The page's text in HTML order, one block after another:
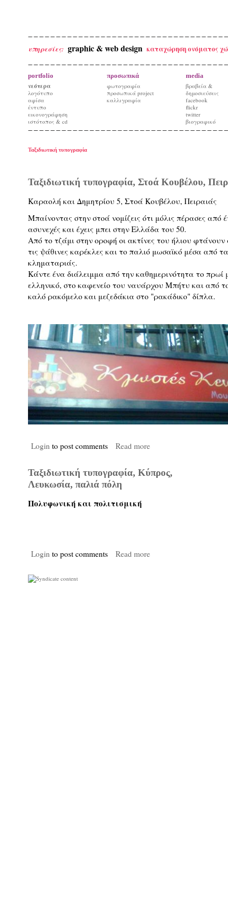
υπηρεσίες: graphic & web design καταχώρηση ονόματος
portfolio
νεότερα
λογότυπο
αφίσα
έντυπο
εικονογράφηση
ιστότοπος & cd
προσωπικά
φωτογραφία
προσωπικά project
καλλιγραφία
media
βραβεία &
δημοσιεύσεις
facebook
flickr
twitter
βιογραφικό
Ταξιδιωτική τυπογραφία
Ταξιδιωτική τυπογραφία, Στοά Kουβέλου,
Καραολή και Δημητρίου 5, Στοά Kουβέλου, Πειραιάς
Μπαίνοντας στην στοά νομίζεις ότι μόλις πέρασες από
ασυνεχές και έχεις μπει στην Ελλάδα του 50.
Από το τζάμι στην οροφή οι ακτίνες του ήλιου
τις ψάθινες καρέκλες και το παλιό μωσαϊκό μέσα από
κληματαριάς.
Κάντε ένα διάλειμμα από την καθημερινότητα το πρωί
ελληνικό, στο καφενείο του ναυάρχου Μπήτυ και από
καλό ρακόμελο και μεζεδάκια στο "ρακάδικο" δίπλα.
Login to post comments Read more
Ταξιδιωτική τυπογραφία, Κύπρος,
Λευκωσία, παλιά πόλη
Πολυφωνική και πολιτισμική
Login to post comments Read more